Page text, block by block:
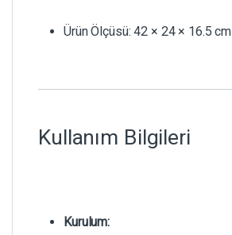
Ürün Ölçüsü: 42 × 24 × 16.5 cm
Kullanım Bilgileri
Kurulum: